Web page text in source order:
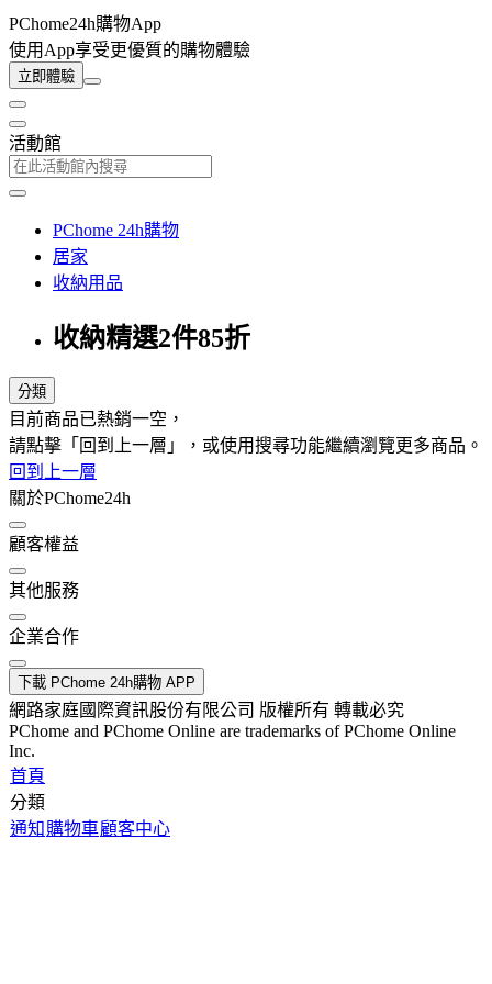
PChome24h購物App
使用App享受更優質的購物體驗
立即體驗
活動館
PChome 24h購物
居家
收納用品
收納精選2件85折
分類
目前商品已熱銷一空，
請點擊「回到上一層」，或使用搜尋功能繼續瀏覽更多商品。
回到上一層
關於PChome24h
顧客權益
其他服務
企業合作
下載 PChome 24h購物 APP
網路家庭國際資訊股份有限公司 版權所有 轉載必究
PChome and PChome Online are trademarks of PChome Online
Inc.
首頁
分類
通知 購物車顧客中心